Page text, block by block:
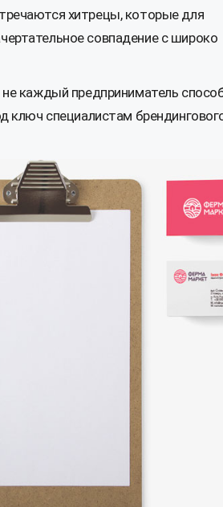
хитрецы, которые для
совпадение с широко
каждый предприниматель
ключ специалистам